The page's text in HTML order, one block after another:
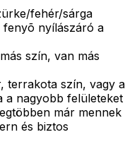
fehér/sárga
nyílászáró a
szín, van más
terrakota szín, vagy a
a nagyobb felületeket
már mennek
és biztos